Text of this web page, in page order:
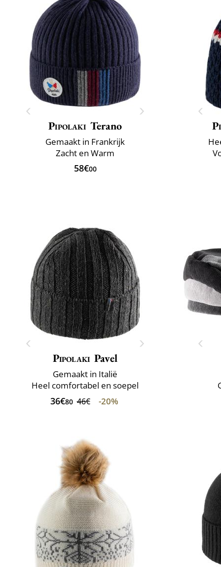
Pipolaki Terano
Gemaakt in Frankrijk
Zacht en Warm
58€00
Pipolaki Pavel
Gemaakt in Italië
Heel comfortabel en soepel
36€80 46€ -20%